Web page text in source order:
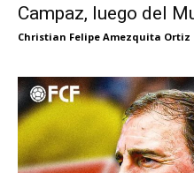
Campaz, luego del
Christian Felipe Amezquita Ortiz